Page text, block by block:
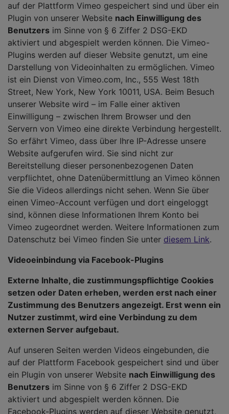
auf der Plattform Vimeo gespeichert sind und über ein
Plugin von unserer Website nach Einwilligung des
Benutzers im Sinne von § 6 Ziffer 2 DSG-EKD
aktiviert und abgespielt werden können. Die Vimeo-
Plugins werden auf dieser Website genutzt, um eine
Darstellung von Videoinhalten zu ermöglichen. Vimeo
ist ein Dienst von Vimeo.com, Inc., 555 West 18th
Street, New York, New York 10011, USA. Beim Besuch
unserer Website wird – im Falle einer aktiven
Einwilligung – zwischen Ihrem Browser und den
Servern von Vimeo eine direkte Verbindung hergestellt.
So erfährt Vimeo, dass über Ihre IP-Adresse unsere
Website aufgerufen wird. Sie sind nicht zur
Bereitstellung dieser personenbezogenen Daten
verpflichtet, ohne Datenübermittlung an Vimeo können
Sie die Videos allerdings nicht sehen. Wenn Sie über
einen Vimeo-Account verfügen und dort eingeloggt
sind, können diese Informationen Ihrem Konto bei
Vimeo zugeordnet werden. Weitere Informationen zum
Datenschutz bei Vimeo finden Sie unter diesem Link.
Videoeinbindung via Facebook-Plugins
Externe Inhalte, die zustimmungspflichtige Cookies
setzen oder Daten erheben, werden erst nach einer
Zustimmung des Benutzers angezeigt. Erst wenn ein
Nutzer zustimmt, wird eine Verbindung zu dem
externen Server aufgebaut.
Auf unseren Seiten werden Videos eingebunden, die
auf der Plattform Facebook gespeichert sind und über
ein Plugin von unserer Website nach Einwilligung des
Benutzers im Sinne von § 6 Ziffer 2 DSG-EKD
aktiviert und abgespielt werden können. Die
Facebook-Plugins werden auf dieser Website genutzt,